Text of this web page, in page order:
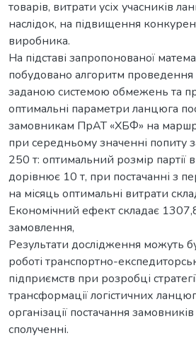
товарів, витрати усіх учасників
наслідок, на підвищення
виробника.
На підставі запропонованої
побудовано алгоритм
заданою системою обмежень та
оптимальні параметри ланцюга
замовникам ПрАТ «ХБФ» на
при середньому значенні попиту
250 т: оптимальний розмір партії
дорівнює 10 т, при постачанні з
на місяць оптимальні витрати
Економічний ефект складає
замовлення,
Результати дослідження можуть
роботі транспортно-
підприємств при розробці
трансформації логістичних
організації постачання
сполученні.